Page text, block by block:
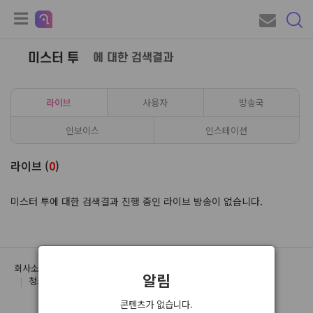
알림
콘텐츠가 없습니다.
미스터 투 에 대한 검색결과
라이브 사용자 방송국
인보이스 인스테이션
라이브 (0)
미스터 투에 대한 검색결과 진행 중인 라이브 방송이 없습니다.
회사소개
청소년 보호정책
Open API